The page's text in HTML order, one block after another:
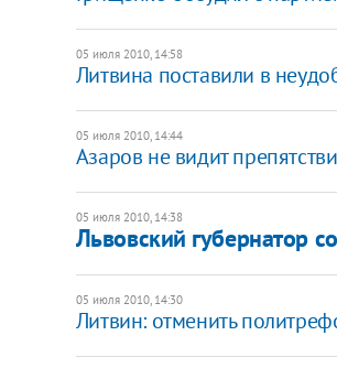
05 июля 2010, 14:58
Литвина поставили в
05 июля 2010, 14:44
Азаров не видит
05 июля 2010, 14:38
Львовский губернатор
05 июля 2010, 14:30
Литвин: отменить